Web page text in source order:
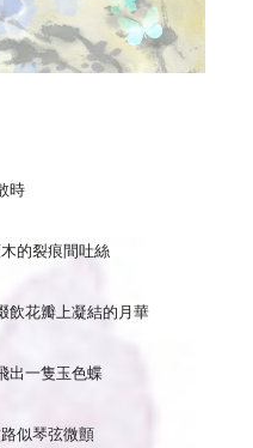
時
的裂痕間吐絲
飲花瓣上凝結的月華
出一隻玉色蝶
似琴弦微顫